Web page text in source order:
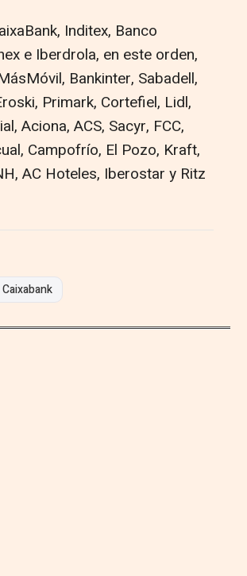
Inditex, Banco
e Iberdrola, en este orden,
Bankinter, Sabadell,
Primark, Cortefiel, Lidl,
Aciona, ACS, Sacyr, FCC,
Campofrío, El Pozo, Kraft,
AC Hoteles, Iberostar y Ritz
Caixabank